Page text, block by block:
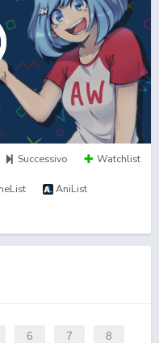
Successivo Watchlist
AniList
6 7 8